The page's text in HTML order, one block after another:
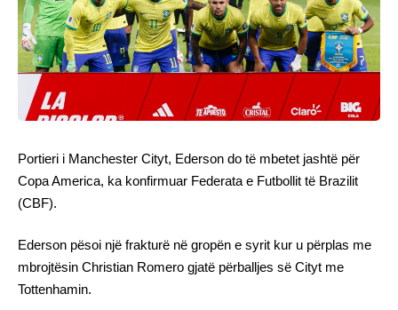
Portieri i Manchester Cityt, Ederson do të mbetet jashtë për
Copa America, ka konfirmuar Federata e Futbollit të Brazilit
(CBF).
Ederson pësoi një frakturë në gropën e syrit kur u përplas me
mbrojtësin Christian Romero gjatë përballjes së Cityt me
Tottenhamin.